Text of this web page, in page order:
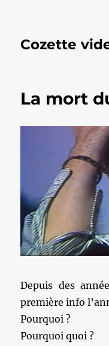
Cozette
La mort
Depuis des
première info
Pourquoi ?
Pourquoi quoi ?